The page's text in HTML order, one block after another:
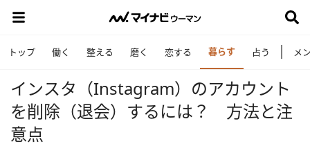
トップ 働く 整える 磨く 恋する 暮らす 占う メ
インスタ（Instagram）のアカウント
を削除（退会）するには？ 方法と注
意点